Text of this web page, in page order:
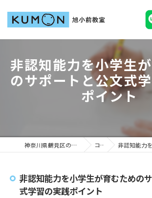
非認知能力を小学生
のサポートと公文式
ポイント
神奈川県鶴見区の塾ならKUMON旭小前教室 コラム 非認知能力を小学生が育む
非認知能力を小学生が育むための
式学習の実践ポイント